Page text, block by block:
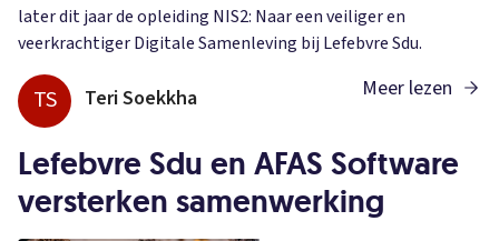
later dit jaar de opleiding NIS2: Naar een veiliger en
veerkrachtiger Digitale Samenleving bij Lefebvre Sdu.
TS Teri Soekkha Meer lezen
Lefebvre Sdu en AFAS Software
versterken samenwerking